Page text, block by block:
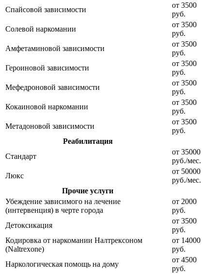
Спайсовой зависимости
от 3500
руб.
Солевой наркомании
от 3500
руб.
Амфетаминовой зависимости
от 3500
руб.
Героиновой зависимости
от 3500
руб.
Мефедроновой зависимости
от 3500
руб.
Кокаиновой наркомании
от 3500
руб.
Метадоновой зависимости
от 3500
руб.
Реабилитация
Стандарт
от 35000
руб./мес.
Люкс
от 50000
руб./мес.
Прочие услуги
Убеждение зависимого на лечение
(интервенция) в черте города
от 2000
руб.
Детоксикация
от 3500
руб.
Кодировка от наркомании Налтрексоном
(Naltrexone)
от 14000
руб.
Наркологическая помощь на дому
от 4500
руб.